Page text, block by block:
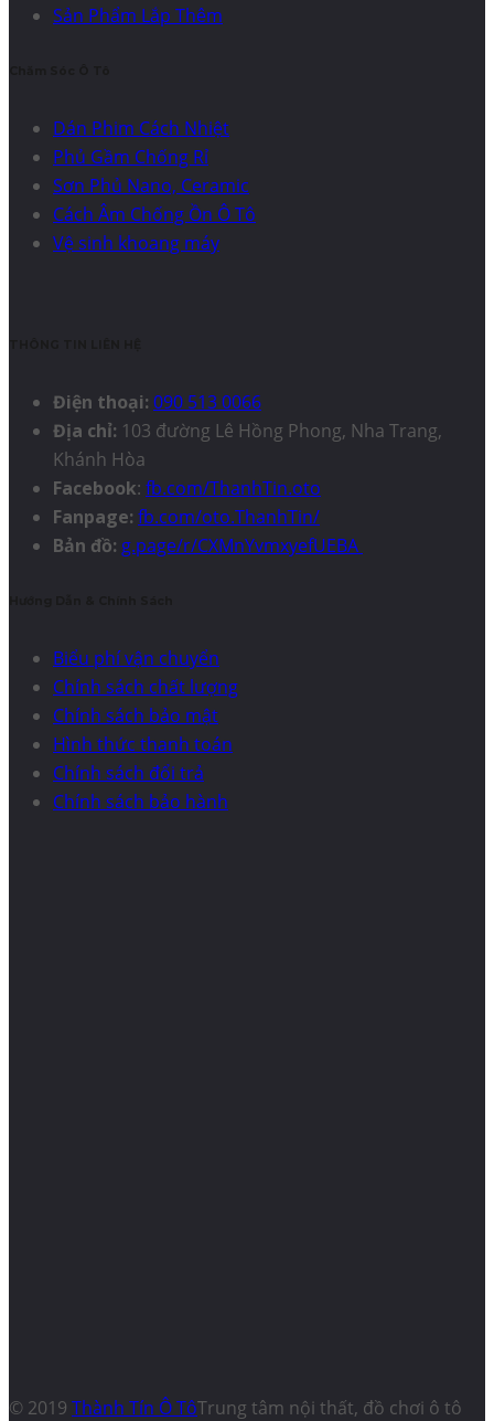
Sản Phẩm Lắp Thêm
Dán Phim Cách Nhiệt
Phủ Gầm Chống Rỉ
Sơn Phủ Nano, Ceramic
Cách Âm Chống Ồn Ô Tô
Vệ sinh khoang máy
Điện thoại: 090 513 0066
Địa chỉ: 103 đường Lê Hồng Phong, Nha Trang,
Khánh Hòa
Facebook: fb.com/ThanhTin.oto
Fanpage: fb.com/oto.ThanhTin/
Bản đồ: g.page/r/CXMnYvmxyefUEBA
Biểu phí vận chuyển
Chính sách chất lượng
Chính sách bảo mật
Hình thức thanh toán
Chính sách đổi trả
Chính sách bảo hành
© 2019 Thành Tín Ô TôTrung tâm nội thất, đồ chơi ô tô